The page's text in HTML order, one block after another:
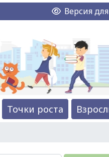
Версия
Точки роста